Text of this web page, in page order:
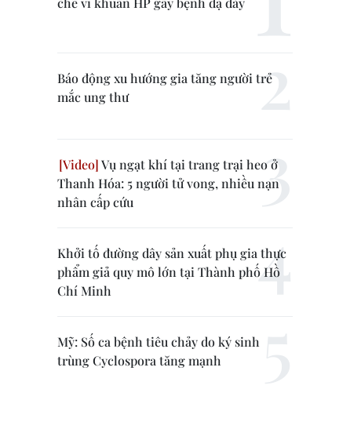
Báo động xu hướng gia tăng người trẻ
mắc ung thư
Vụ ngạt khí tại trang trại heo ở
Thanh Hóa: 5 người tử vong, nhiều nạn
nhân cấp cứu
Khởi tố đường dây sản xuất phụ gia thực
phẩm giả quy mô lớn tại Thành phố Hồ
Chí Minh
Mỹ: Số ca bệnh tiêu chảy do ký sinh
trùng Cyclospora tăng mạnh